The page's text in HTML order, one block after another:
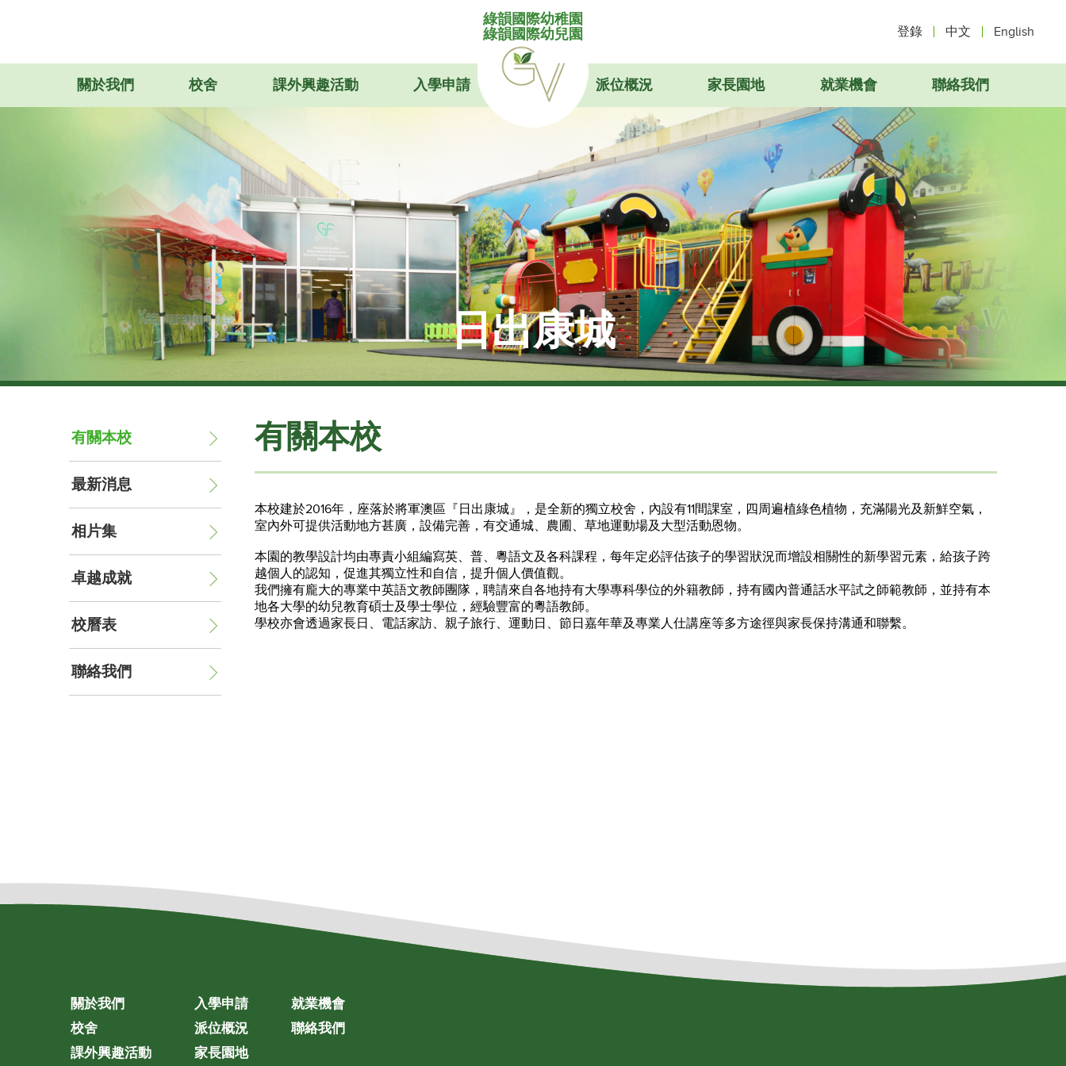
綠韻國際幼稚園
綠韻國際幼兒園
登錄 中文 English
關於我們 校舍 課外興趣活動 入學申請 派位概況 家長園地 就業機會 聯絡我們
日出康城
有關本校
最新消息
相片集
卓越成就
校曆表
聯絡我們
有關本校
本校建於2016年，座落於將軍澳區『日出康城』，是全新的獨立校舍，內設有11間課室，四周遍植綠色植物，充滿陽光及新鮮空氣，
室內外可提供活動地方甚廣，設備完善，有交通城、農圃、草地運動場及大型活動恩物。
本園的教學設計均由專責小組編寫英、普、粵語文及各科課程，每年定必評估孩子的學習狀況而增設相關性的新學習元素，給孩子跨
越個人的認知，促進其獨立性和自信，提升個人價值觀。
我們擁有龐大的專業中英語文教師團隊，聘請來自各地持有大學專科學位的外籍教師，持有國內普通話水平試之師範教師，並持有本
地各大學的幼兒教育碩士及學士學位，經驗豐富的粵語教師。
學校亦會透過家長日、電話家訪、親子旅行、運動日、節日嘉年華及專業人仕講座等多方途徑與家長保持溝通和聯繫。
關於我們
校舍
課外興趣活動
入學申請
派位概況
家長園地
就業機會
聯絡我們